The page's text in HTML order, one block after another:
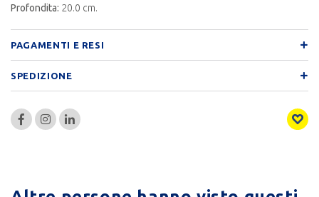
Profondita: 20.0 cm.
PAGAMENTI E RESI
SPEDIZIONE